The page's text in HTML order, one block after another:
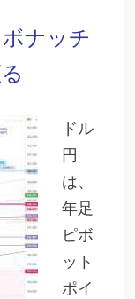
ナッチ
ドル
円
は、
年足
ピボ
ット
ポイ